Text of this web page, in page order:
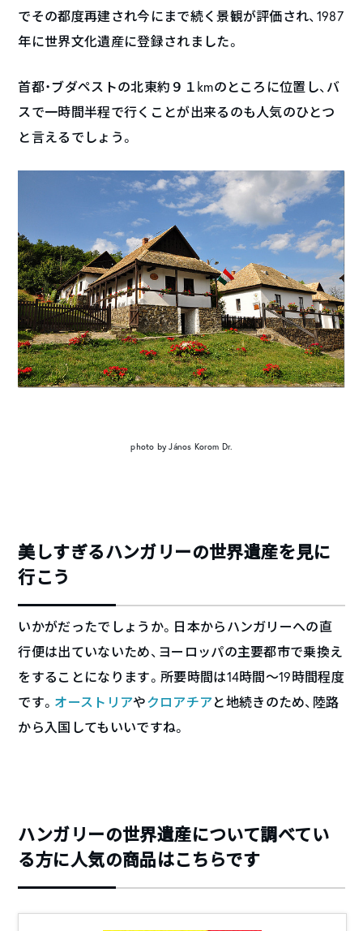
でその都度再建され今にまで続く景観が評価され、1987
年に世界文化遺産に登録されました。
首都・ブダペストの北東約９１kmのところに位置し、バ
スで一時間半程で行くことが出来るのも人気のひとつ
と言えるでしょう。
photo by János Korom Dr.
美しすぎるハンガリーの世界遺産を見に
行こう
いかがだったでしょうか。日本からハンガリーへの直
行便は出ていないため、ヨーロッパの主要都市で乗換え
をすることになります。所要時間は14時間～19時間程度
です。 オーストリアやクロアチアと地続きのため、陸路
から入国してもいいですね。
ハンガリーの世界遺産について調べてい
る方に人気の商品はこちらです